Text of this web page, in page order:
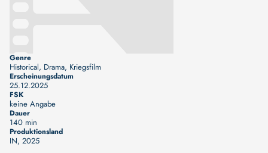
Genre
Historical, Drama, Kriegsfilm
Erscheinungsdatum
25.12.2025
FSK
keine Angabe
Dauer
140 min
Produktionsland
IN, 2025